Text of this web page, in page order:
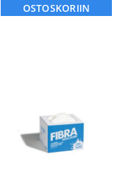
OSTOSKORIIN